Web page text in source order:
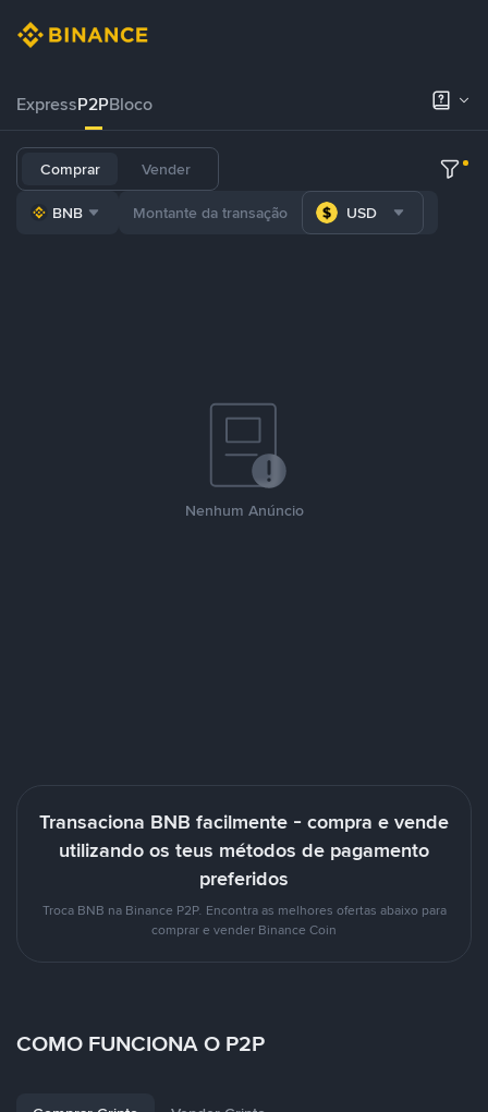
ExpressP2PBloco
Comprar Vender
BNB USD
Nenhum Anúncio
Transaciona BNB facilmente - compra e vende
utilizando os teus métodos de pagamento
preferidos
Troca BNB na Binance P2P. Encontra as melhores ofertas abaixo para
comprar e vender Binance Coin
COMO FUNCIONA O P2P